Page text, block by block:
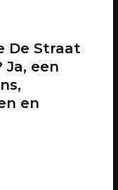
De Straat
Ja, een
en